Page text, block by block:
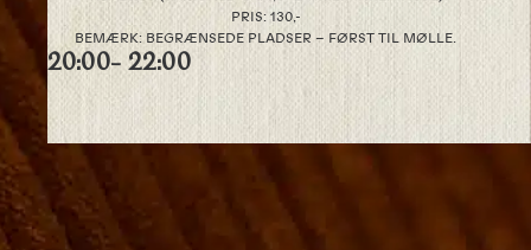
PRIS: 130,-
BEMÆRK: BEGRÆNSEDE PLADSER – FØRST TIL MØLLE.
20:00- 22:00